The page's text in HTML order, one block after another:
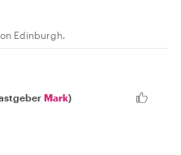
Edinburgh.
Mark)